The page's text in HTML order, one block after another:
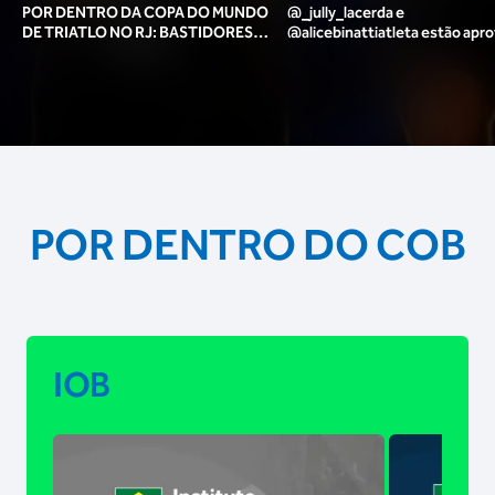
POR DENTRO DA COPA DO MUNDO
DE TRIATLO NO RJ: BASTIDORES,
@_jully_lacerda​ e
@alicebinattiatleta​ estão
POR DENTRO DO COB
IOB